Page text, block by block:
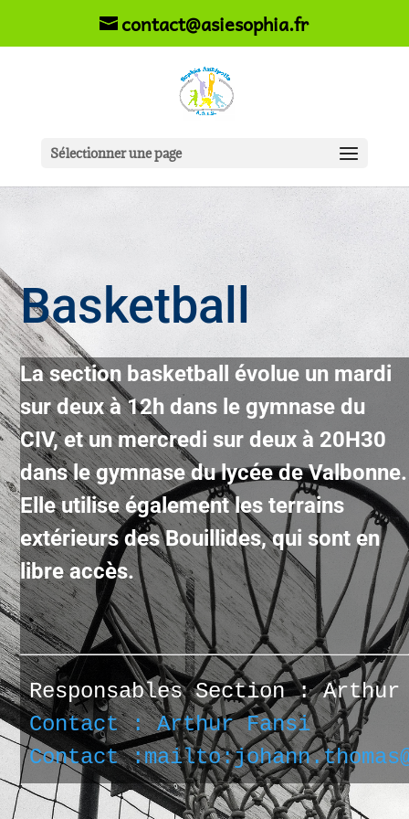
contact@asiesophia.fr
Sélectionner une page
Basketball
La section basketball évolue un mardi
sur deux à 12h dans le gymnase du
CIV, et un mercredi sur deux à 20H30
dans le gymnase du lycée de Valbonne.
Elle utilise également les terrains
extérieurs des Bouillides, qui sont en
libre accès.
Responsables Section :
Contact : Arthur Fansi
Contact